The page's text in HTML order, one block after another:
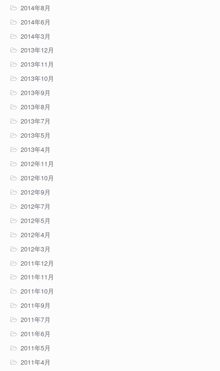
2014年8月
2014年6月
2014年3月
2013年12月
2013年11月
2013年10月
2013年9月
2013年8月
2013年7月
2013年5月
2013年4月
2012年11月
2012年10月
2012年9月
2012年7月
2012年5月
2012年4月
2012年3月
2011年12月
2011年11月
2011年10月
2011年9月
2011年7月
2011年6月
2011年5月
2011年4月